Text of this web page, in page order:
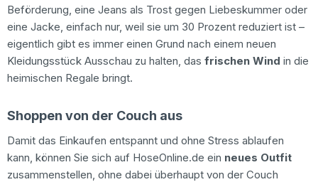
Beförderung, eine Jeans als Trost gegen Liebeskummer oder
eine Jacke, einfach nur, weil sie um 30 Prozent reduziert ist –
eigentlich gibt es immer einen Grund nach einem neuen
Kleidungsstück Ausschau zu halten, das frischen Wind in die
heimischen Regale bringt.
Shoppen von der Couch aus
Damit das Einkaufen entspannt und ohne Stress ablaufen
kann, können Sie sich auf HoseOnline.de ein neues Outfit
zusammenstellen, ohne dabei überhaupt von der Couch